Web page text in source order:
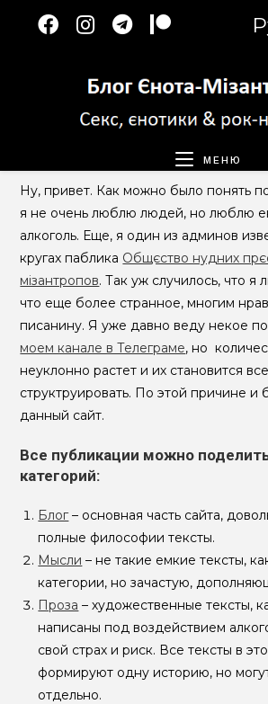
МЕНЮ
Ну, привет. Как можно было понять
я не очень люблю людей, но люблю
алкоголь. Еще, я один из админов
кругах паблика Общєство нудних
мізантропов. Так уж случилось, что я
что еще более странное, многим
писанину. Я уже давно веду некое
моем канале в Телеграме, но
неуклонно растет и их становится
структруировать. По этой причине и
данный сайт.
Все публикации можно
категорий:
Блог– основная часть сайта,
полные философии тексты.
Мысли – не такие емкие тексты,
категории, но зачастую,
Проза – художественные тексты,
написаны под воздействием
свой страх и риск. Все тексты в
формируют одну историю, но
отдельно.